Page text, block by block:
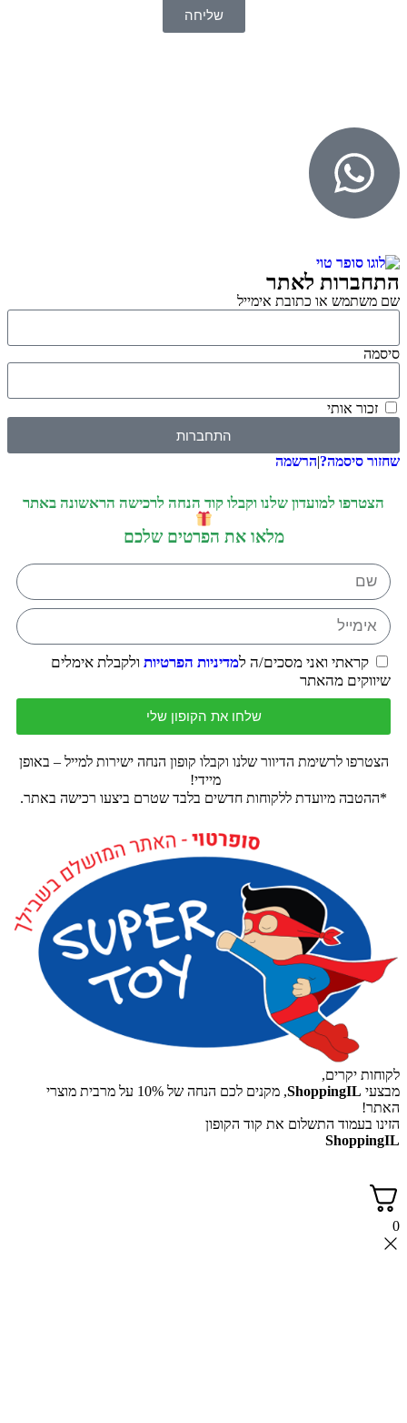
שליחה
התחברות לאתר
שם משתמש או כתובת אימייל
סיסמה
זכור אותי
התחברות
שחזור סיסמה?|הרשמה
הצטרפו למועדון שלנו וקבלו קוד הנחה לרכישה הראשונה באתר
מלאו את הפרטים שלכם
קראתי ואני מסכים/ה למדיניות הפרטיות ולקבלת אימלים
שיווקים מהאתר
שלחו את הקופון שלי
הצטרפו לרשימת הדיוור שלנו וקבלו קופון הנחה ישירות למייל – באופן
מיידי!
*ההטבה מיועדת ללקוחות חדשים בלבד שטרם ביצעו רכישה באתר.
לקוחות יקרים,
מבצעי ShoppingIL
, מקנים לכם הנחה של 10% על מרבית מוצרי
האתר!
הזינו בעמוד התשלום את קוד הקופון
ShoppingIL
0